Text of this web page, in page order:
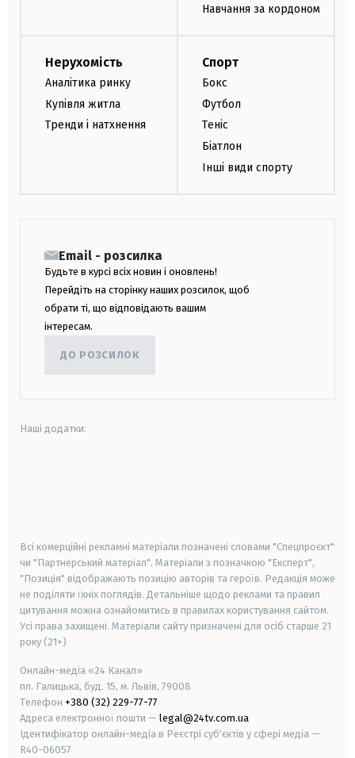
Навчання за кордоном
Нерухомість
Аналітика ринку
Купівля житла
Тренди і натхнення
Спорт
Бокс
Футбол
Теніс
Біатлон
Інші види спорту
Email - розсилка
Будьте в курсі всіх новин і оновлень!
Перейдіть на сторінку наших розсилок, щоб
обрати ті, що відповідають вашим
інтересам.
ДО РОЗСИЛОК
Наші додатки:
Всі комерційні рекламні матеріали позначені словами "Спецпроєкт"
чи "Партнерський матеріал". Матеріали з позначкою "Експерт",
"Позиція" відображають позицію авторів та героїв. Редакція може
не поділяти їхніх поглядів. Детальніше щодо реклами та правил
цитування можна ознайомитись в правилах користування сайтом.
Усі права захищені. Матеріали сайту призначені для осіб старше 21
року (21+)
Онлайн-медіа «24 Канал»
пл. Галицька, буд. 15, м. Львів, 79008
Телефон +380 (32) 229-77-77
Адреса електронної пошти — legal@24tv.com.ua
Ідентифікатор онлайн-медіа в Реєстрі суб'єктів у сфері медіа —
R40-06057